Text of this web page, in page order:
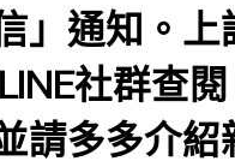
」通知。
社群查
請多多介